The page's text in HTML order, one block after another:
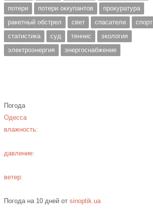
потери
потери оккупантов
прокуратура
ракетный обстрел
свет спасатели
спорт
статистика
суд теннис
экология
электроэнергия
энергоснабжение
Погода
Одесса
влажность:
давление:
ветер:
Погода на 10 дней отsinoptik.ua